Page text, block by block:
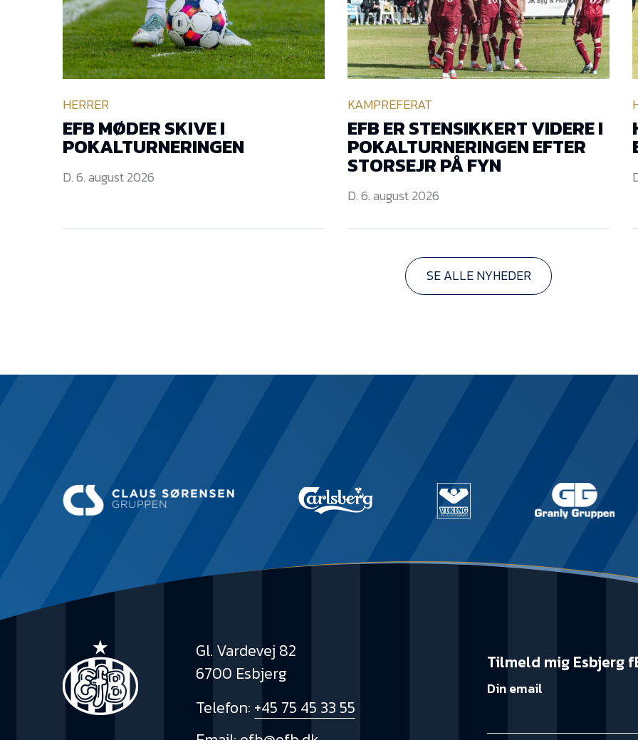
HERRER
EFB MØDER SKIVE I
POKALTURNERINGEN
D. 6. august 2026
KAMPREFERAT
EFB ER STENSIKKERT VIDERE I
POKALTURNERINGEN EFTER
STORSEJR PÅ FYN
D. 6. august 2026
SE ALLE NYHEDER
Gl. Vardevej 82
6700 Esbjerg
Telefon: +45 75 45 33 55
Tilmeld mig Esbjerg
Din email